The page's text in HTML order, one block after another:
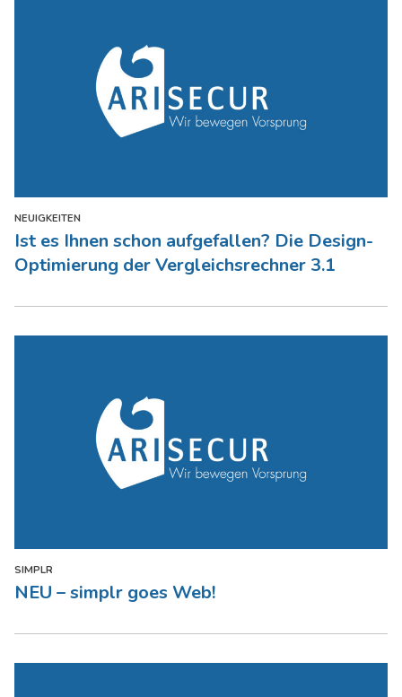
NEUIGKEITEN
Ist es Ihnen schon aufgefallen? Die Design-
Optimierung der Vergleichsrechner 3.1
SIMPLR
NEU – simplr goes Web!